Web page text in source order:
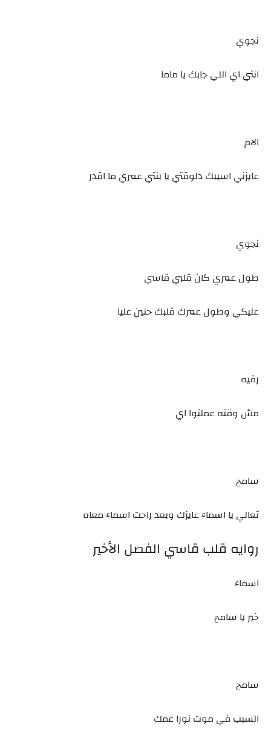
نجوي
انتي اي اللي جابك يا ماما
الام
عايزني اسيبك دلوقتي يا بنتي عمري ما اقدر
نجوي
طول عمري كان قلبي قاسي
عليكي وطول عمرك قلبك حنين عليا
رقيه
مش وقته عملتوا اي
سامح
تعالي يا اسماء عايزك وبعد راحت اسماء معاه
روايه قلب قاسي الفصل الأخير
اسماء
خير يا سامح
سامح
السبب في موت نورا عمك